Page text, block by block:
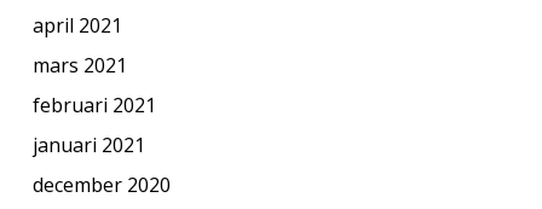
april 2021
mars 2021
februari 2021
januari 2021
december 2020